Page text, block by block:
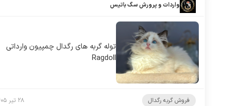
واردات و پرورش سگ باتیس
توله گربه های رگدال چمپیون وارداتی
Ragdoll
فروش گربه رگدال ۲۸ تیر ۱۴۰۵